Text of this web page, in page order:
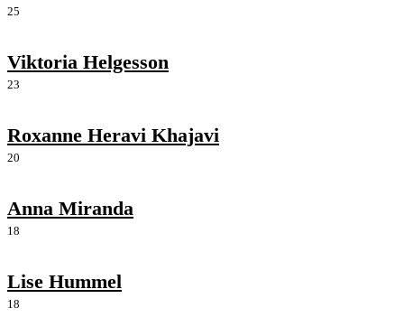
25
Viktoria Helgesson
23
Roxanne Heravi Khajavi
20
Anna Miranda
18
Lise Hummel
18